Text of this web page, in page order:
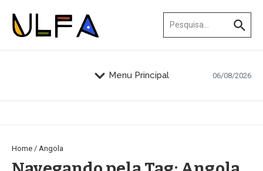
Menu Principal 06/08/2026
Home / Angola